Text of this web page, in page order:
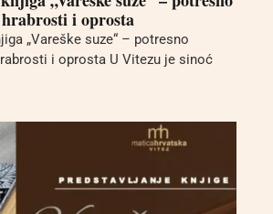
i oprosta
„Vareške suze“ – potresno
i oprosta U Vitezu je sinoć